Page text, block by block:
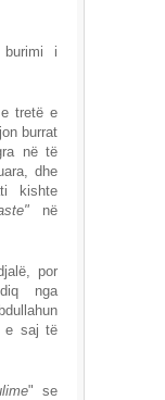
i
tretë e
burrat
në të
dhe
kishte
në
por
nga
e saj të
" se